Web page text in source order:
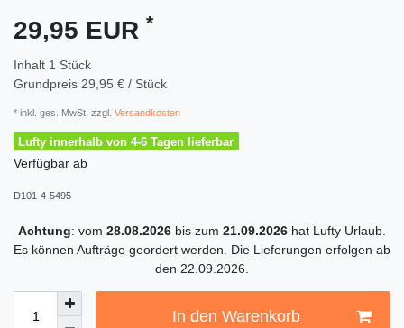
29,95 EUR *
Inhalt 1 Stück
Grundpreis 29,95 € / Stück
* inkl. ges. MwSt. zzgl. Versandkosten
Lufty innerhalb von 4-6 Tagen lieferbar
Verfügbar ab
D101-4-5495
Achtung: vom 28.08.2026 bis zum 21.09.2026 hat Lufty Urlaub.
Es können Aufträge geordert werden. Die Lieferungen erfolgen ab
den 22.09.2026.
In den Warenkorb